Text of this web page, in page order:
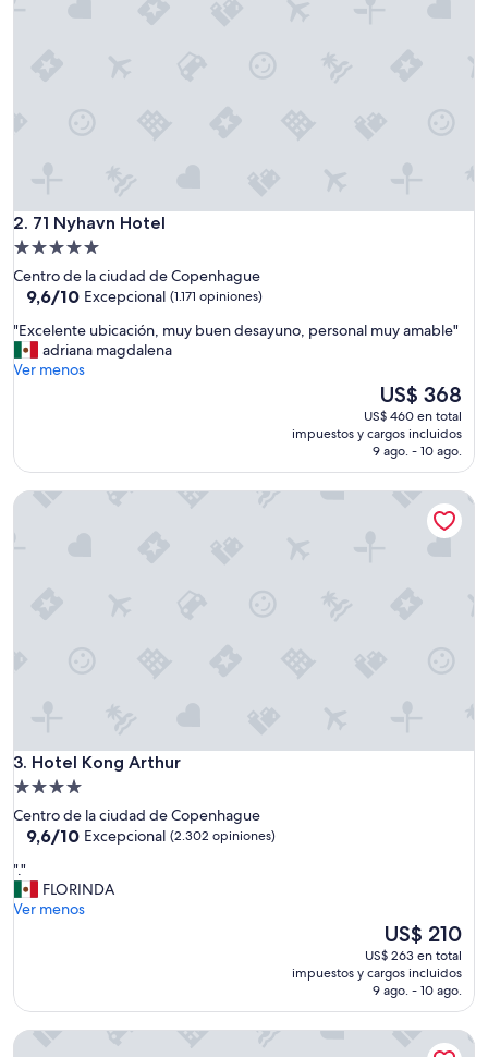
2. 71 Nyhavn Hotel
71 Nyhavn Hotel
Propiedad
de
5.0
Centro de la ciudad de Copenhague
9.6
10,
Excepcional,
(1.171
9,6/10 Excepcional (1.171 opiniones)
"
E
x
n
e
y
b
u
e
e
s
a
o
p
"Excelente ubicación, muy buen desayuno, personal muy amable"
adriana magdalena
Ver menos
El
precio
actual
es
de
US$ 368
US$ 368
US$ 460 en total
impuestos y cargos incluidos
9 ago. - 10 ago.
3. Hotel Kong Arthur
Hotel Kong Arthur
Propiedad
de
4.0
Centro de la ciudad de Copenhague
9.6
Excepcional,
(2.302
9,6/10 Excepcional (2.302 opiniones)
"
.
"
"."
FLORINDA
Ver menos
El
precio
actual
es
de
US$ 210
US$ 210
US$ 263 en total
impuestos y cargos incluidos
9 ago. - 10 ago.
Hotel Kong Arthur
The Square